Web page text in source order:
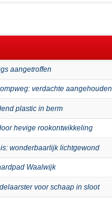
aangetroffen
verdachte aangehouden
plastic in berm
hevige rookontwikkeling
wonderbaarlijk lichtgewond
Waalwijk
voor schaap in sloot